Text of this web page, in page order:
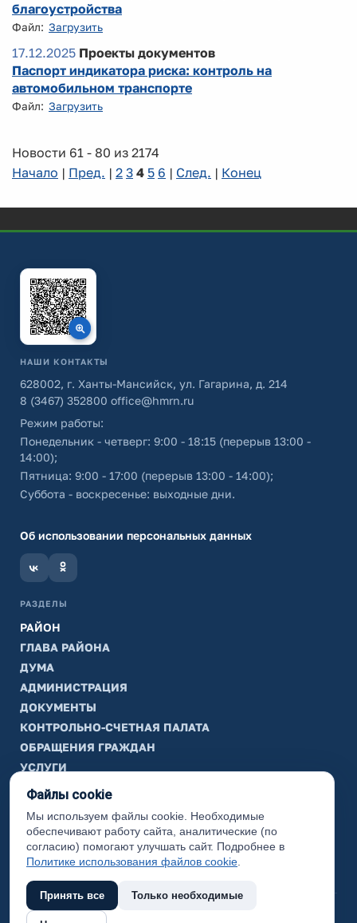
благоустройства
Файл: Загрузить
17.12.2025 Проекты документов
Паспорт индикатора риска: контроль на
автомобильном транспорте
Файл: Загрузить
Новости 61 - 80 из 2174
Начало | Пред. | 2 3 4 5 6 | След. | Конец
НАШИ КОНТАКТЫ
628002, г. Ханты-Мансийск, ул. Гагарина, д. 214
8 (3467) 352800 office@hmrn.ru
Режим работы:
Понедельник - четверг: 9:00 - 18:15 (перерыв 13:00 -
14:00);
Пятница: 9:00 - 17:00 (перерыв 13:00 - 14:00);
Суббота - воскресенье: выходные дни.
Об использовании персональных данных
РАЗДЕЛЫ
РАЙОН
ГЛАВА РАЙОНА
ДУМА
АДМИНИСТРАЦИЯ
ДОКУМЕНТЫ
КОНТРОЛЬНО-СЧЕТНАЯ ПАЛАТА
ОБРАЩЕНИЯ ГРАЖДАН
УСЛУГИ
ТИК
ИНФОРМАЦИЯ
Законодательная карта
Карта сайта
(с) 2017 Ханты-Мансийский район, официальный сайт
Файлы cookie
Мы используем файлы cookie. Необходимые
обеспечивают работу сайта, аналитические (по
согласию) помогают улучшать сайт. Подробнее в
Политике использования файлов cookie
Принять все Только необходимые